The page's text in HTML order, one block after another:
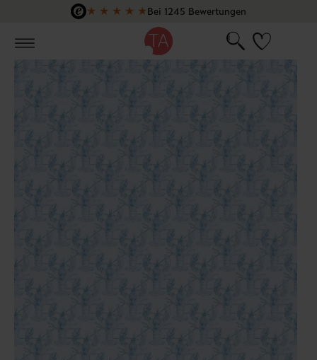
Zum Hauptinhalt springen
★ ★ ★ ★ ★Bei 1245 Bewertungen